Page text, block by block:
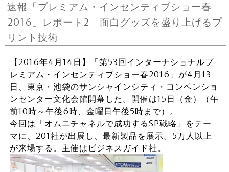
速報「プレミアム・インセンティブショー春
2016」レポート2 面白グッズを盛り上げるプ
リント技術
【2016年4月14日】「第53回インターナショナルプ
レミアム・インセンティブショー春2016」が4月13
日、東京・池袋のサンシャインシティ・コンベンショ
ンセンター文化会館開幕した。開催は15日（金）（午
前10時～午後6時、金曜日午後5時まで）。
今回は「オムニチャネルで成功するSP戦略」をテー
マに、201社が出展し、最新製品を展示。5万人以上
が来場する。主催はビジネスガイド社。